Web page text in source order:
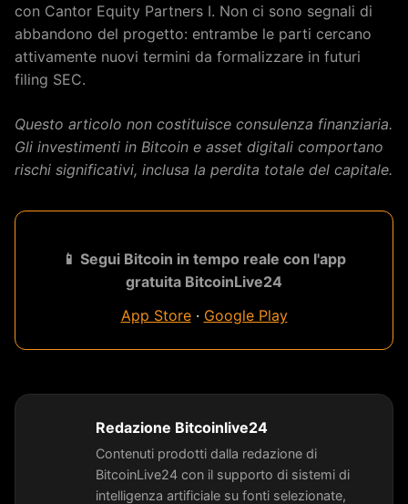
con Cantor Equity Partners I. Non ci sono segnali di
abbandono del progetto: entrambe le parti cercano
attivamente nuovi termini da formalizzare in futuri
filing SEC.
Questo articolo non costituisce consulenza finanziaria.
Gli investimenti in Bitcoin e asset digitali comportano
rischi significativi, inclusa la perdita totale del capitale.
📱 Segui Bitcoin in tempo reale con l'app
gratuita BitcoinLive24
App Store· Google Play
Redazione Bitcoinlive24
Contenuti prodotti dalla redazione di
BitcoinLive24 con il supporto di sistemi di
intelligenza artificiale su fonti selezionate,